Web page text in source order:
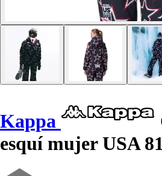
Kappa
esquí mujer USA